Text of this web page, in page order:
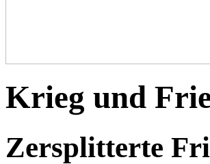
Krieg und
Zersplitterte